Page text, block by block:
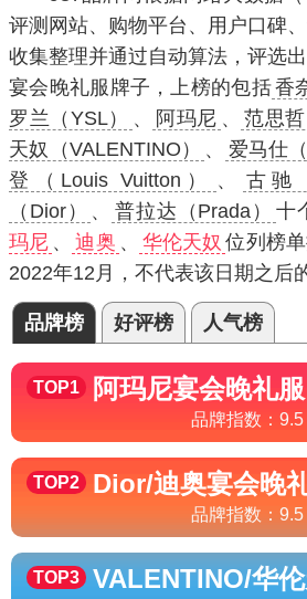
评测网站、购物平台、用户口碑
收集整理并通过自动算法，评选
宴会晚礼服牌子，上榜的包括香
罗兰（YSL）
、 阿玛尼 、 范思哲
天奴（VALENTINO）
、 爱马仕
登（Louis Vuitton）
、 古驰
（Dior）
、 普拉达（Prada） 十
玛尼 、 迪奥 、 华伦天奴 位列榜
2022年12月，不代表该日期之后
品牌榜 好评榜 人气榜
TOP1 阿玛尼宴会晚礼服
品牌指数： 9.5
TOP2 Dior/迪奥宴会晚
品牌指数： 9.5
TOP3 VALENTINO/华